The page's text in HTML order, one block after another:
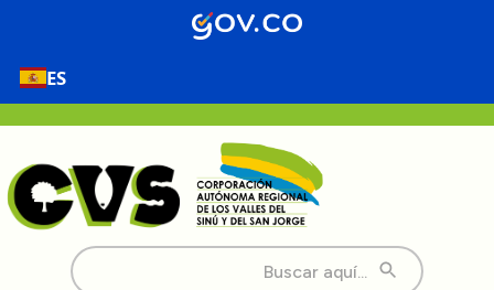
ES
Buscar: